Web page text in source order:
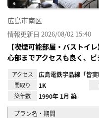
広島市南区
情報更新日 2026/08/02 15:40
【喫煙可能部屋・バストイ
心部までアクセスも良く、
アクセス 広島電鉄宇品線「皆
間取り 1K
築年数 1990年 1月 築
プラン名・期間